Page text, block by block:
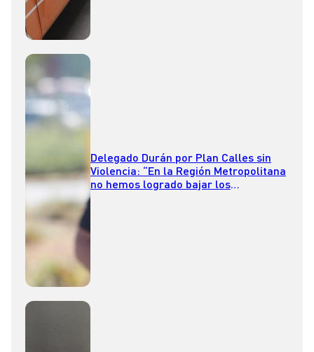
Delegado Durán por Plan Calles sin
Violencia: “En la Región Metropolitana
no hemos logrado bajar los